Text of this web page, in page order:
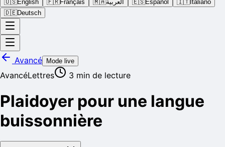
🇺🇸English 🇫🇷Français 🇲🇦العربية 🇪🇸Español 🇮🇹Italiano
🇩🇪Deutsch
Avancé Mode live
AvancéLettres 3 min de lecture
Plaidoyer pour une langue
buissonnière